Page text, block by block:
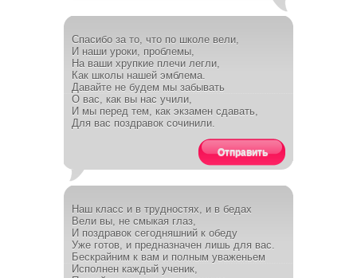
Спасибо за то, что по школе вели,
И наши уроки, проблемы,
На ваши хрупкие плечи легли,
Как школы нашей эмблема.
Давайте не будем мы забывать
О вас, как вы нас учили,
И мы перед тем, как экзамен сдавать,
Для вас поздравок сочинили.
Отправить
Наш класс и в трудностях, и в бедах
Вели вы, не смыкая глаз,
И поздравок сегодняшний к обеду
Уже готов, и предназначен лишь для вас.
Бескрайним к вам и полным уваженьем
Исполнен каждый ученик,